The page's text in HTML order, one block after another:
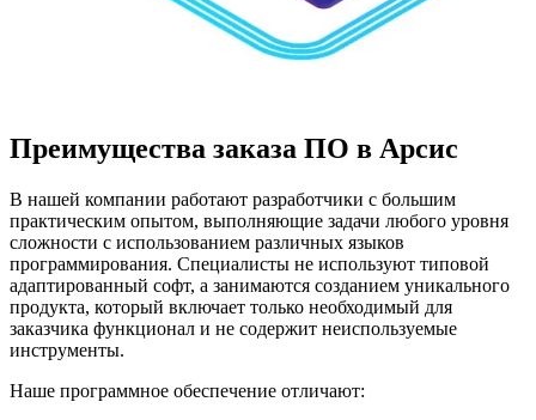
Преимущества заказа ПО в Арсис
В нашей компании работают разработчики с большим
практическим опытом, выполняющие задачи любого уровня
сложности с использованием различных языков
программирования. Специалисты не используют типовой
адаптированный софт, а занимаются созданием уникального
продукта, который включает только необходимый для
заказчика функционал и не содержит неиспользуемые
инструменты.
Наше программное обеспечение отличают: